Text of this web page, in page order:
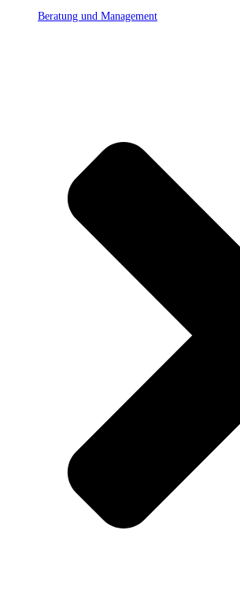
Beratung und Management